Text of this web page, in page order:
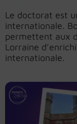
Le doctorat est
internationale.
permettent aux
Lorraine
internationale.